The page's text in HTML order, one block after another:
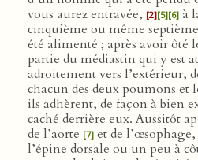
vous aurez entravée, [2][5][6] à
cinquième ou même
été alimenté ; après avoir ôté
partie du médiastin qui y est
adroitement vers l’extérieur,
chacun des deux poumons et
ils adhèrent, de façon à bien
caché derrière eux. Aussitôt
de l’aorte [7] et de l’œsophage,
l’épine dorsale ou un peu à